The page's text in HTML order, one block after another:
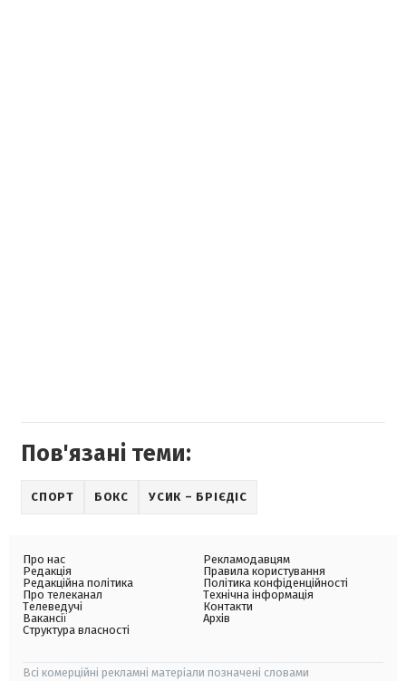
Пов'язані теми:
СПОРТ БОКС УСИК – БРІЄДІС
Про нас
Редакція
Редакційна політика
Про телеканал
Телеведучі
Вакансії
Структура власності
Рекламодавцям
Правила користування
Політика конфіденційності
Технічна інформація
Контакти
Архів
Всі комерційні рекламні матеріали позначені словами